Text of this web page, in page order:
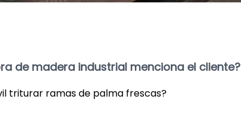
de madera industrial menciona el cliente?
triturar ramas de palma frescas?